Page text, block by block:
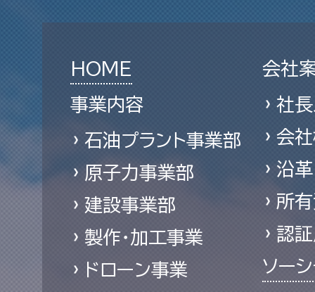
HOME
事業内容
石油プラント事業部
原子力事業部
建設事業部
製作・加工事業
ドローン事業
会社
社長
会
沿革
所
認
ソー